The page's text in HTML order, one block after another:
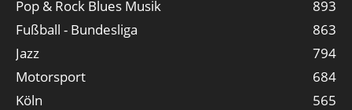
Pop & Rock Blues Musik
893
Fußball - Bundesliga
863
Jazz
794
Motorsport
684
Köln
565